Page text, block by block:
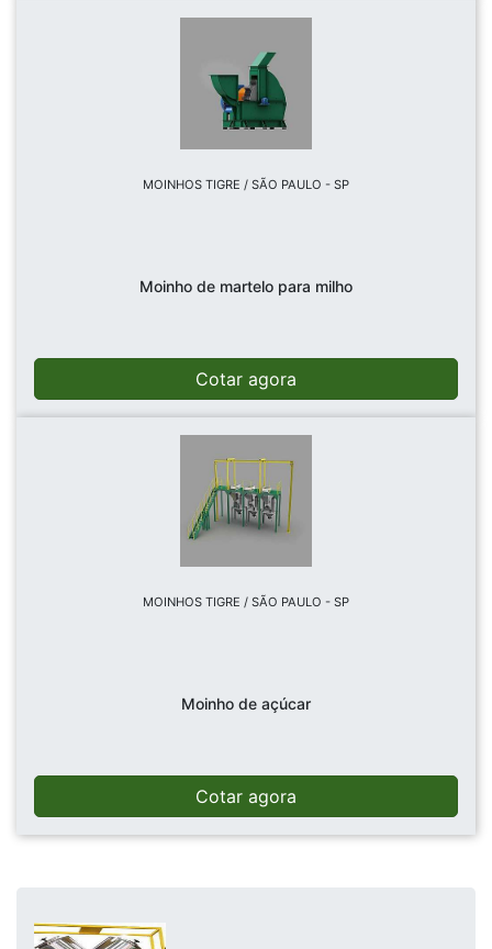
MOINHOS TIGRE / SÃO PAULO - SP
Moinho de martelo para milho
Cotar agora
MOINHOS TIGRE / SÃO PAULO - SP
Moinho de açúcar
Cotar agora